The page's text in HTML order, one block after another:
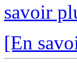
savoir
[En